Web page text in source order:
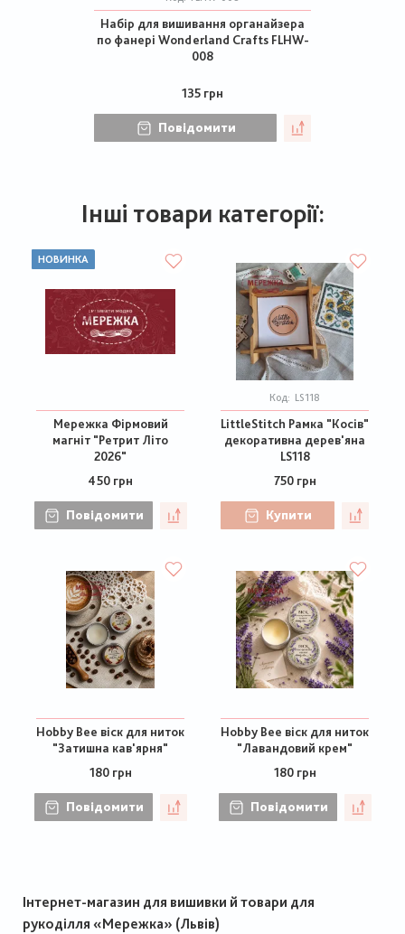
Набір для вишивання органайзера
по фанері Wonderland Crafts FLHW-
008
135 грн
Повідомити
Інші товари категорії:
НОВИНКА
Мережка Фірмовий
магніт "Ретрит Літо
2026"
450 грн
Повідомити
Код: LS118
LittleStitch Рамка "Косів"
декоративна дерев'яна
LS118
750 грн
Купити
Hobby Bee віск для ниток
"Затишна кав'ярня"
180 грн
Повідомити
Hobby Bee віск для ниток
"Лавандовий крем"
180 грн
Повідомити
Інтернет-магазин для вишивки й товари для
рукоділля «Мережка» (Львів)